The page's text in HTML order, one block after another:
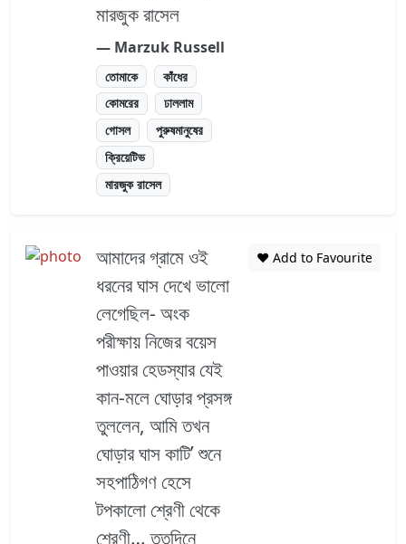
মারজুক রাসেল
― Marzuk Russell
তোমাকে
কাঁধের
কোমরের
ঢাললাম
গোসল
পুরুষমানুষের
ক্রিয়েটিভ
মারজুক রাসেল
আমাদের গ্রামে ওই
ধরনের ঘাস দেখে ভালো
লেগেছিল- অংক
পরীক্ষায় নিজের বয়েস
পাওয়ার হেডস্যার যেই
কান-মলে ঘোড়ার প্রসঙ্গ
তুললেন, আমি তখন
ঘোড়ার ঘাস কাটি’ শুনে
সহপাঠিগণ হেসে
টপকালো শ্রেণী থেকে
শ্রেণী… ততদিনে
❤️ Add to Favourite